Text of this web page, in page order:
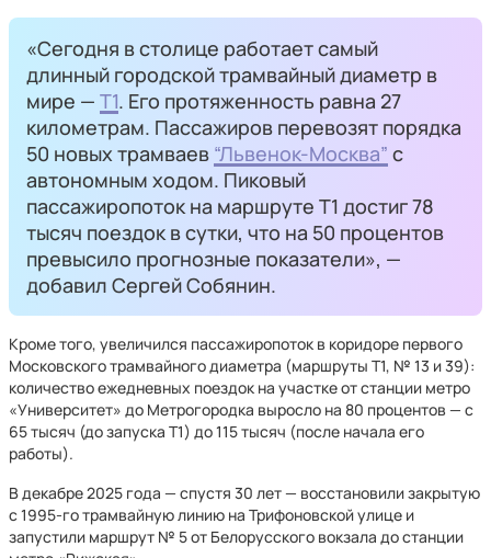
«Сегодня в столице работает самый
длинный городской трамвайный диаметр в
мире — Т1. Его протяженность равна 27
километрам. Пассажиров перевозят порядка
50 новых трамваев “Львенок-Москва” с
автономным ходом. Пиковый
пассажиропоток на маршруте Т1 достиг 78
тысяч поездок в сутки, что на 50 процентов
превысило прогнозные показатели», —
добавил Сергей Собянин.
Кроме того, увеличился пассажиропоток в коридоре первого
Московского трамвайного диаметра (маршруты Т1, № 13 и 39):
количество ежедневных поездок на участке от станции метро
«Университет» до Метрогородка выросло на 80 процентов — с
65 тысяч (до запуска Т1) до 115 тысяч (после начала его
работы).
В декабре 2025 года — спустя 30 лет — восстановили закрытую
с 1995-го трамвайную линию на Трифоновской улице и
запустили маршрут № 5 от Белорусского вокзала до станции